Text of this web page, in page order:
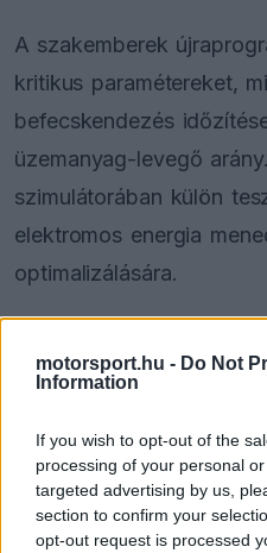
motorsport.hu - Do Not
Information
If you wish to opt-out of the
processing of your personal
targeted advertising by us,
section to confirm your
opt-out request is processed
A szakemberek
kritikus paramétereket,
befecskendezés
üzemanyag-levegő
szimulátorában külön
elektromos energia
optimalizálására.
is
This
a
modal
window.
The media could not